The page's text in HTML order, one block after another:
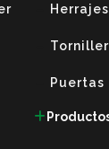
Herrajes
Puertas